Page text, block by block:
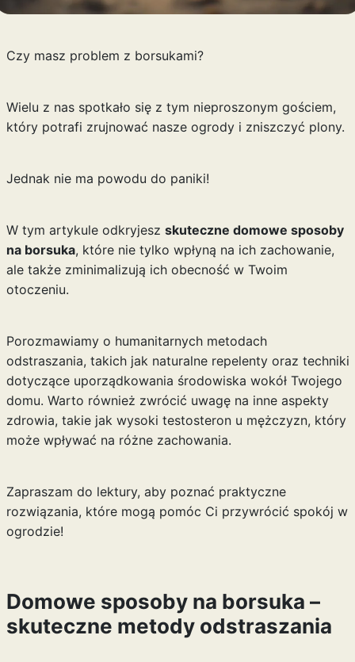
Czy masz problem z borsukami?
Wielu z nas spotkało się z tym nieproszonym gościem,
który potrafi zrujnować nasze ogrody i zniszczyć plony.
Jednak nie ma powodu do paniki!
W tym artykule odkryjesz skuteczne domowe sposoby
na borsuka, które nie tylko wpłyną na ich zachowanie,
ale także zminimalizują ich obecność w Twoim
otoczeniu.
Porozmawiamy o humanitarnych metodach
odstraszania, takich jak naturalne repelenty oraz techniki
dotyczące uporządkowania środowiska wokół Twojego
domu. Warto również zwrócić uwagę na inne aspekty
zdrowia, takie jak wysoki testosteron u mężczyzn, który
może wpływać na różne zachowania.
Zapraszam do lektury, aby poznać praktyczne
rozwiązania, które mogą pomóc Ci przywrócić spokój w
ogrodzie!
Domowe sposoby na borsuka –
skuteczne metody odstraszania